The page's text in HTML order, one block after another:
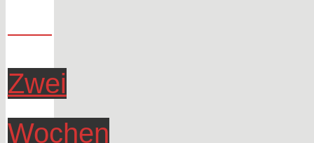
Zwei
Wochen